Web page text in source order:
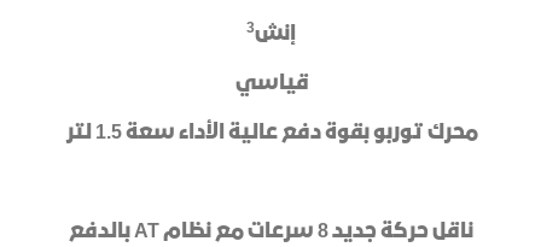
إنش3
قياسي
محرك توربو بقوة دفع عالية الأداء سعة 1.5 لتر
ناقل حركة جديد 8
سرعات مع نظام AT بالدفع